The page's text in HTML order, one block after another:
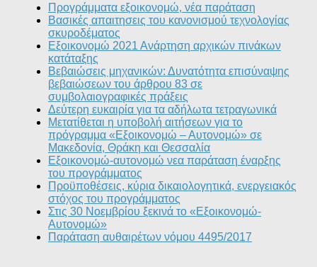
Προγράμματα εξοικονομώ, νέα παράταση
Βασικές απαιτησεις του κανονισμού τεχνολογίας
σκυροδέματος
Εξοικονομώ 2021 Ανάρτηση αρχικών πινάκων
κατάταξης
Βεβαιώσεις μηχανικών: Δυνατότητα επισύναψης
βεβαιώσεων του άρθρου 83 σε
συμβολαιογραφικές πράξεις
Δεύτερη ευκαιρία για τα αδήλωτα τετραγωνικά
Μετατίθεται η υποβολή αιτήσεων για το
πρόγραμμα «Εξοικονομώ – Αυτονομώ» σε
Μακεδονία, Θράκη και Θεσσαλία
Εξοικονομώ-αυτονομώ νεα παράταση έναρξης
του προγράμματος
Προϋποθέσεις, κύρια δικαιολογητικά, ενεργειακός
στόχος του προγράμματος
Στις 30 Νοεμβρίου ξεκινά το «Εξοικονομώ-
Αυτονομώ»
Παράταση αυθαιρέτων νόμου 4495/2017